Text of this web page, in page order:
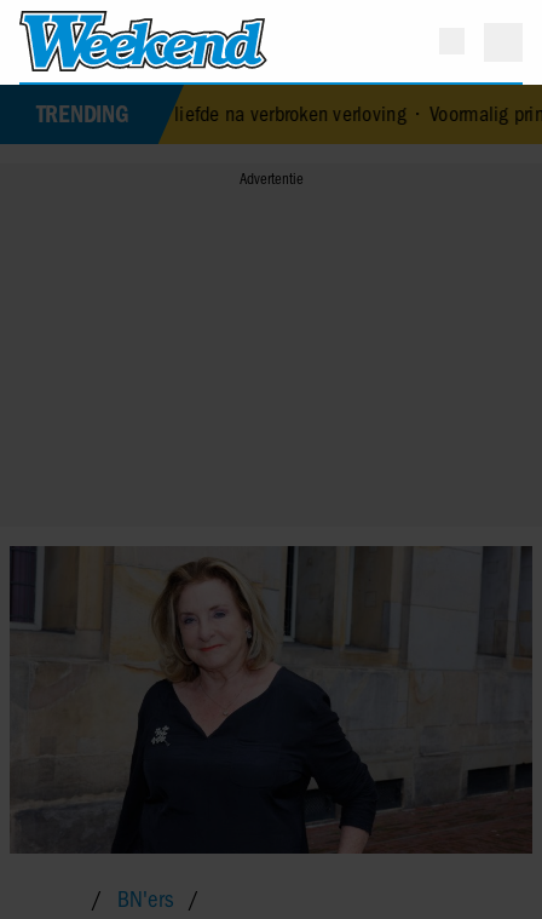
TRENDING
liefde na verbroken verloving•Voormalig prins Andrew
BN'ers